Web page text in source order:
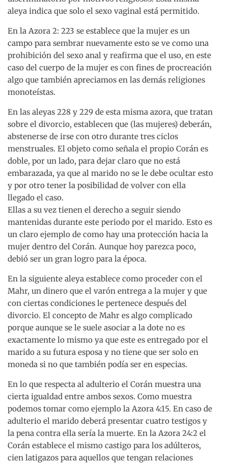
aleya indica que solo el sexo vaginal está permitido.
En la Azora 2: 223 se establece que la mujer es un
campo para sembrar nuevamente esto se ve como una
prohibición del sexo anal y reafirma que el uso, en este
caso del cuerpo de la mujer es con fines de procreación
algo que también apreciamos en las demás religiones
monoteístas.
En las aleyas 228 y 229 de esta misma azora, que tratan
sobre el divorcio, establecen que (las mujeres) deberán,
abstenerse de irse con otro durante tres ciclos
menstruales. El objeto como señala el propio Corán es
doble, por un lado, para dejar claro que no está
embarazada, ya que al marido no se le debe ocultar esto
y por otro tener la posibilidad de volver con ella
llegado el caso.
Ellas a su vez tienen el derecho a seguir siendo
mantenidas durante este periodo por el marido. Esto es
un claro ejemplo de como hay una protección hacia la
mujer dentro del Corán. Aunque hoy parezca poco,
debió ser un gran logro para la época.
En la siguiente aleya establece como proceder con el
Mahr, un dinero que el varón entrega a la mujer y que
con ciertas condiciones le pertenece después del
divorcio. El concepto de Mahr es algo complicado
porque aunque se le suele asociar a la dote no es
exactamente lo mismo ya que este es entregado por el
marido a su futura esposa y no tiene que ser solo en
moneda si no que también podía ser en especias.
En lo que respecta al adulterio el Corán muestra una
cierta igualdad entre ambos sexos. Como muestra
podemos tomar como ejemplo la Azora 4:15. En caso de
adulterio el marido deberá presentar cuatro testigos y
la pena contra ella sería la muerte. En la Azora 24:2 el
Corán establece el mismo castigo para los adúlteros,
cien latigazos para aquellos que tengan relaciones